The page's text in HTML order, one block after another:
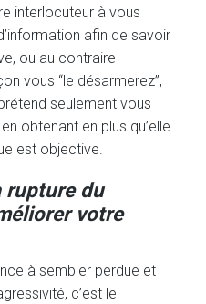
interlocuteur à vous
afin de savoir
ou au contraire
vous “le désarmerez”,
seulement vous
obtenant en plus qu’elle
est objective.
rupture du
votre
à sembler perdue et
c’est le